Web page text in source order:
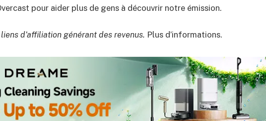
pour aider plus de gens à découvrir notre émission.
d’affiliation générant des revenus. Plus d’informations.